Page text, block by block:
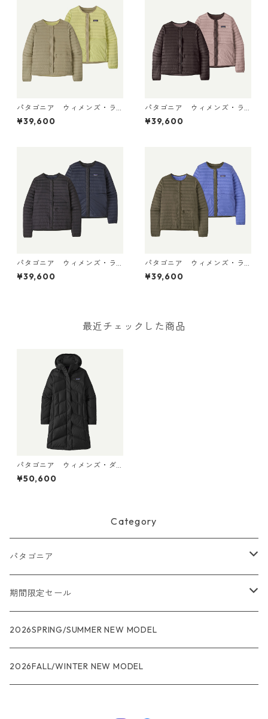
パタゴニア ウィメンズ・ラ
イトウェイト・リバーシブ
ル・ダウン・セーター・カー
¥39,600
パタゴニア ウィメンズ・ラ
イトウェイト・リバーシブ
ル・ダウン・セーター・カー
¥39,600
パタゴニア ウィメンズ・ラ
イトウェイト・リバーシブ
ル・ダウン・セーター・カー
¥39,600
パタゴニア ウィメンズ・ラ
イトウェイト・リバーシブ
ル・ダウン・セーター・カー
¥39,600
最近チェックした商品
パタゴニア ウィメンズ・ダ
ウン・ウィズ・イット・パー
カ (カラー Black) Patagoni
¥50,600
Category
パタゴニア
メンズ
R1
ウィメンズ
R1
ジャケット・アウター
期間限定セール
★★★
レインウェアー
2026SPRING/SUMMER NEW MODEL
2026FALL/WINTER NEW MODEL